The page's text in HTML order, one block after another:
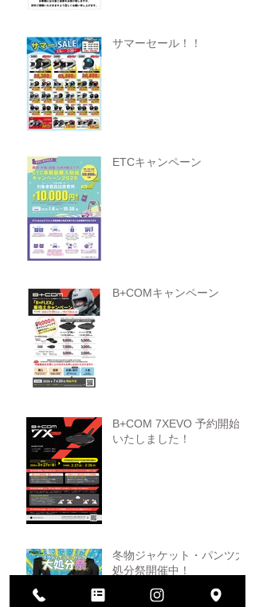
サマーセール！！
ETCキャンペーン
B+COMキャンペーン
B+COM 7XEVO 予約開始
いたしました！
冬物ジャケット・パンツ大
処分祭開催中！